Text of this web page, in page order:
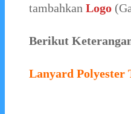
tambahkan Logo
Berikut
Lanyard Polyester